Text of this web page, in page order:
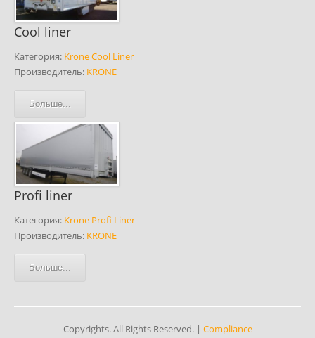
Cool liner
Категория: Krone Cool Liner
Производитель: KRONE
Больше...
Profi liner
Категория: Krone Profi Liner
Производитель: KRONE
Больше...
Copyrights. All Rights Reserved. | Compliance